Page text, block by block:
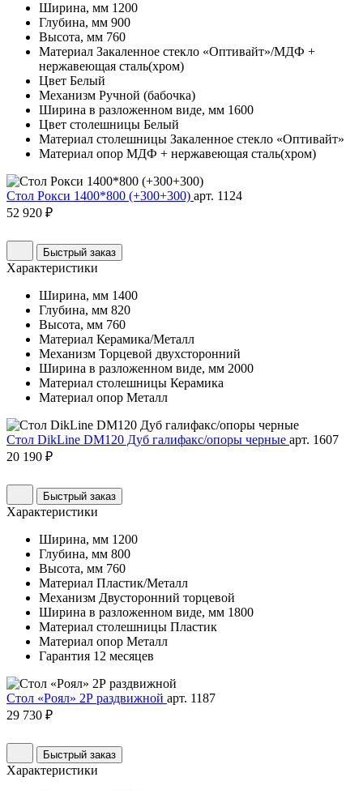
Ширина, мм 1200
Глубина, мм 900
Высота, мм 760
Материал Закаленное стекло «Оптивайт»/МДФ +
нержавеющая сталь(хром)
Цвет Белый
Механизм Ручной (бабочка)
Ширина в разложенном виде, мм 1600
Цвет столешницы Белый
Материал столешницы Закаленное стекло «Оптивайт»
Материал опор МДФ + нержавеющая сталь(хром)
Стол Рокси 1400*800 (+300+300) арт. 1124
52 920 ₽
Быстрый заказ
Характеристики
Ширина, мм 1400
Глубина, мм 820
Высота, мм 760
Материал Керамика/Металл
Механизм Торцевой двухсторонний
Ширина в разложенном виде, мм 2000
Материал столешницы Керамика
Материал опор Металл
Стол DikLine DM120 Дуб галифакс/опоры черные арт. 1607
20 190 ₽
Быстрый заказ
Характеристики
Ширина, мм 1200
Глубина, мм 800
Высота, мм 760
Материал Пластик/Металл
Механизм Двусторонний торцевой
Ширина в разложенном виде, мм 1800
Материал столешницы Пластик
Материал опор Металл
Гарантия 12 месяцев
Стол «Роял» 2Р раздвижной арт. 1187
29 730 ₽
Быстрый заказ
Характеристики